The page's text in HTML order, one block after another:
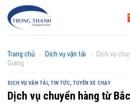
Chuyển
đến
Trang chủ » Dịch vụ vận tải »
Dịch vụ
Giang
DỊCH VỤ VẬN TẢI, TIN TỨC, TUYẾN XE CHẠY
Dịch vụ chuyển hàng từ